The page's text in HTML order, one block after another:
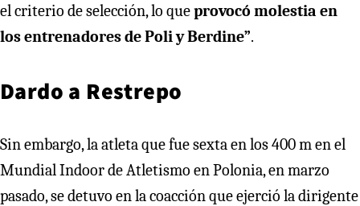
el criterio de selección, lo queprovocó molestia en
los entrenadores de Poli y Berdine”.
Dardo a Restrepo
Sin embargo, la atleta que fue sexta en los 400 m en el
Mundial Indoor de Atletismo en Polonia, en marzo
pasado, se detuvo en la coacción que ejerció la dirigente